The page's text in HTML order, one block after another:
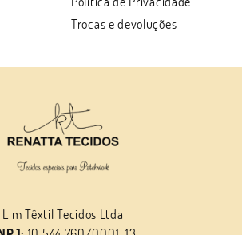
Trocas e devoluções
L m Têxtil Tecidos Ltda